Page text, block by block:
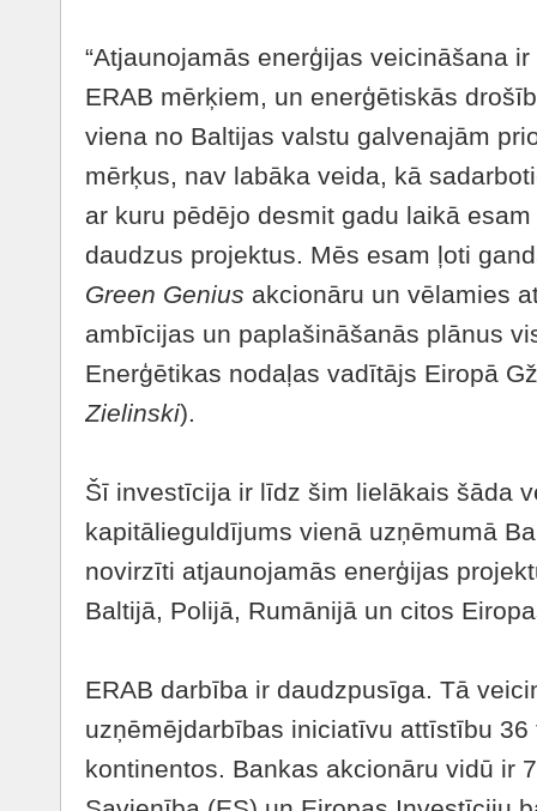
“Atjaunojamās enerģijas veicināšana
ERAB mērķiem, un enerģētiskās
viena no Baltijas valstu galvenajām
mērķus, nav labāka veida, kā
ar kuru pēdējo desmit gadu laikā
daudzus projektus. Mēs esam ļoti
Green Genius akcionāru un vēlamies
ambīcijas un paplašināšanās plānus
Enerģētikas nodaļas vadītājs Eiropā
Zielinski).
Šī investīcija ir līdz šim lielākais šāda
kapitālieguldījums vienā uzņēmumā
novirzīti atjaunojamās enerģijas
Baltijā, Polijā, Rumānijā un citos
ERAB darbība ir daudzpusīga. Tā
uzņēmējdarbības iniciatīvu attīstību
kontinentos. Bankas akcionāru vidū ir